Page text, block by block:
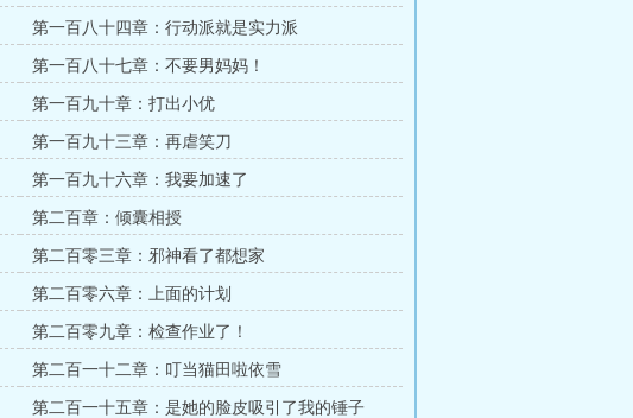
第一百八十四章：行动派就是实力派
第一百八十七章：不要男妈妈！
第一百九十章：打出小优
第一百九十三章：再虐笑刀
第一百九十六章：我要加速了
第二百章：倾囊相授
第二百零三章：邪神看了都想家
第二百零六章：上面的计划
第二百零九章：检查作业了！
第二百一十二章：叮当猫田啦依雪
第二百一十五章：是她的脸皮吸引了我的锤子